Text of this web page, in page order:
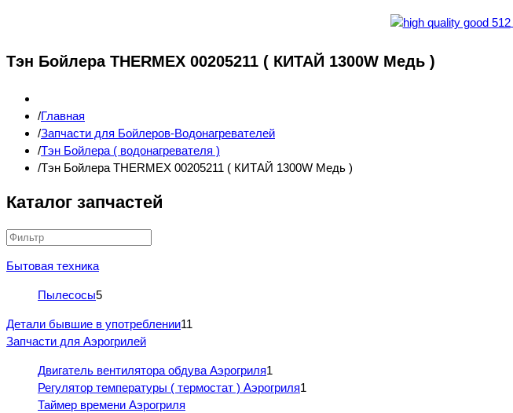
Тэн Бойлера THERMEX 00205211 ( КИТАЙ 1300W Медь )
Главная
Запчасти для Бойлеров-Водонагревателей
Тэн Бойлера ( водонагревателя )
Тэн Бойлера THERMEX 00205211 ( КИТАЙ 1300W Медь )
Каталог запчастей
Бытовая техника
Пылесосы5
Детали бывшие в употреблении11
Запчасти для Аэрогрилей
Двигатель вентилятора обдува Аэрогриля1
Регулятор температуры ( термостат ) Аэрогриля1
Таймер времени Аэрогриля